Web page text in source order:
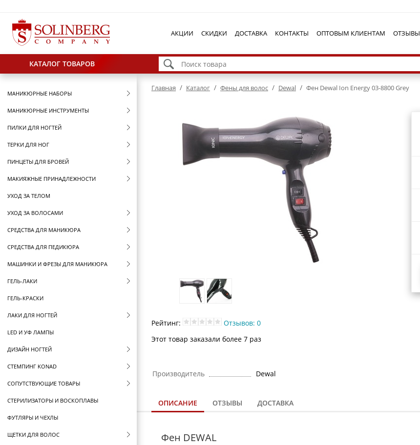
АКЦИИ СКИДКИ ДОСТАВКА КОНТАКТЫ ОПТОВЫМ КЛИЕНТАМ ОТЗЫВЫ
КАТАЛОГ ТОВАРОВ
МАНИКЮРНЫЕ НАБОРЫ
МАНИКЮРНЫЕ ИНСТРУМЕНТЫ
ПИЛКИ ДЛЯ НОГТЕЙ
ТЕРКИ ДЛЯ НОГ
ПИНЦЕТЫ ДЛЯ БРОВЕЙ
МАКИЯЖНЫЕ ПРИНАДЛЕЖНОСТИ
УХОД ЗА ТЕЛОМ
УХОД ЗА ВОЛОСАМИ
СРЕДСТВА ДЛЯ МАНИКЮРА
СРЕДСТВА ДЛЯ ПЕДИКЮРА
МАШИНКИ И ФРЕЗЫ ДЛЯ МАНИКЮРА
ГЕЛЬ-ЛАКИ
ГЕЛЬ-КРАСКИ
ЛАКИ ДЛЯ НОГТЕЙ
LED И УФ ЛАМПЫ
ДИЗАЙН НОГТЕЙ
СТЕМПИНГ KONAD
СОПУТСТВУЮЩИЕ ТОВАРЫ
СТЕРИЛИЗАТОРЫ И ВОСКОПЛАВЫ
ФУТЛЯРЫ И ЧЕХЛЫ
ЩЕТКИ ДЛЯ ВОЛОС
Главная / Каталог / Фены для волос / Dewal / Фен Dewal Ion Energy 03-8800 Grey
Рейтинг:
Отзывов: 0
Этот товар заказали более 7 раз
Производитель Dewal
ОПИСАНИЕ ОТЗЫВЫ ДОСТАВКА
Фен DEWAL